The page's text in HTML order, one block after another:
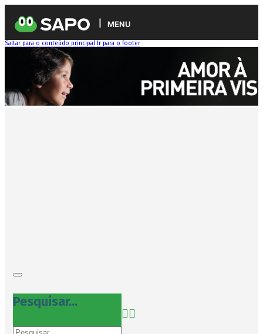
MENU
Saltar para o conteúdo principal Ir para o footer
Pesquisar...
Pesquisar